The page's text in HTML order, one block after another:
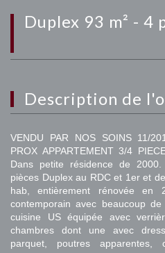
duplex 93 m² -
description de
VENDU PAR NOS SOINS 11/
PROX APPARTEMENT 3/4
Dans petite résidence de
pièces Duplex au RDC et 1er et
hab, entièrement rénovée en
contemporain avec beaucoup
cuisine US équipée avec
chambres dont une avec
parquet, poutres apparentes,